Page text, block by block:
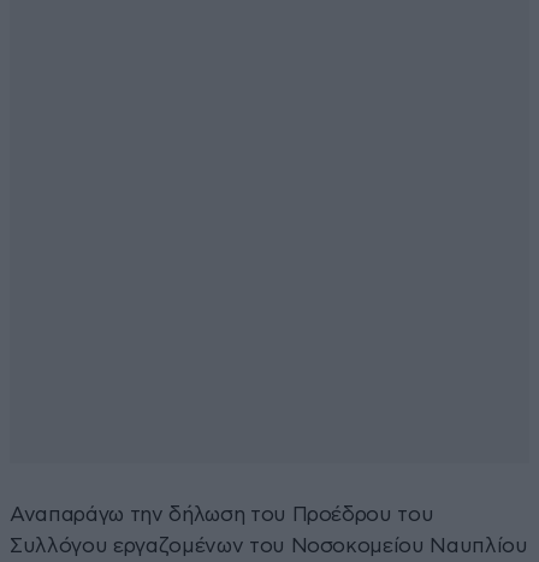
Αναπαράγω την δήλωση του Προέδρου του
Συλλόγου εργαζομένων του Νοσοκομείου Ναυπλίου